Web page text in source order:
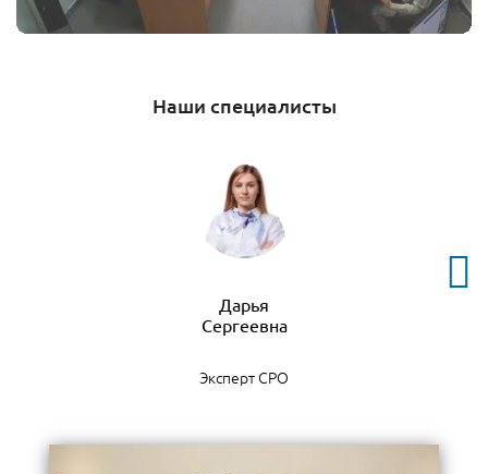
Наши специалисты
Дарья
Сергеевна
Эксперт СРО